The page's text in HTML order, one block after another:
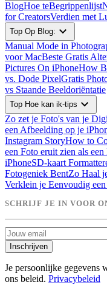
BlogHoe teBegrippenlijst
for CreatorsVerdien met
Top Op Blog: expand_more
Manual Mode in
voor MacBeste Gratis
Pictures On iPhoneHow
vs. Dode PixelGratis
vs Staande Beeldoriëntatie
Top Hoe kan ik-tips expand_more
Zo zet je Foto's van je
een Afbeelding op je
Instagram StoryHow to
een Foto eruit zien als een
iPhoneSD-kaart
Fotogeniek BentZo Haal
Verklein je Eenvoudig
SCHRIJF JE IN VOOR
Inschrijven
Je persoonlijke gegevens
ons beleid. Privacybeleid